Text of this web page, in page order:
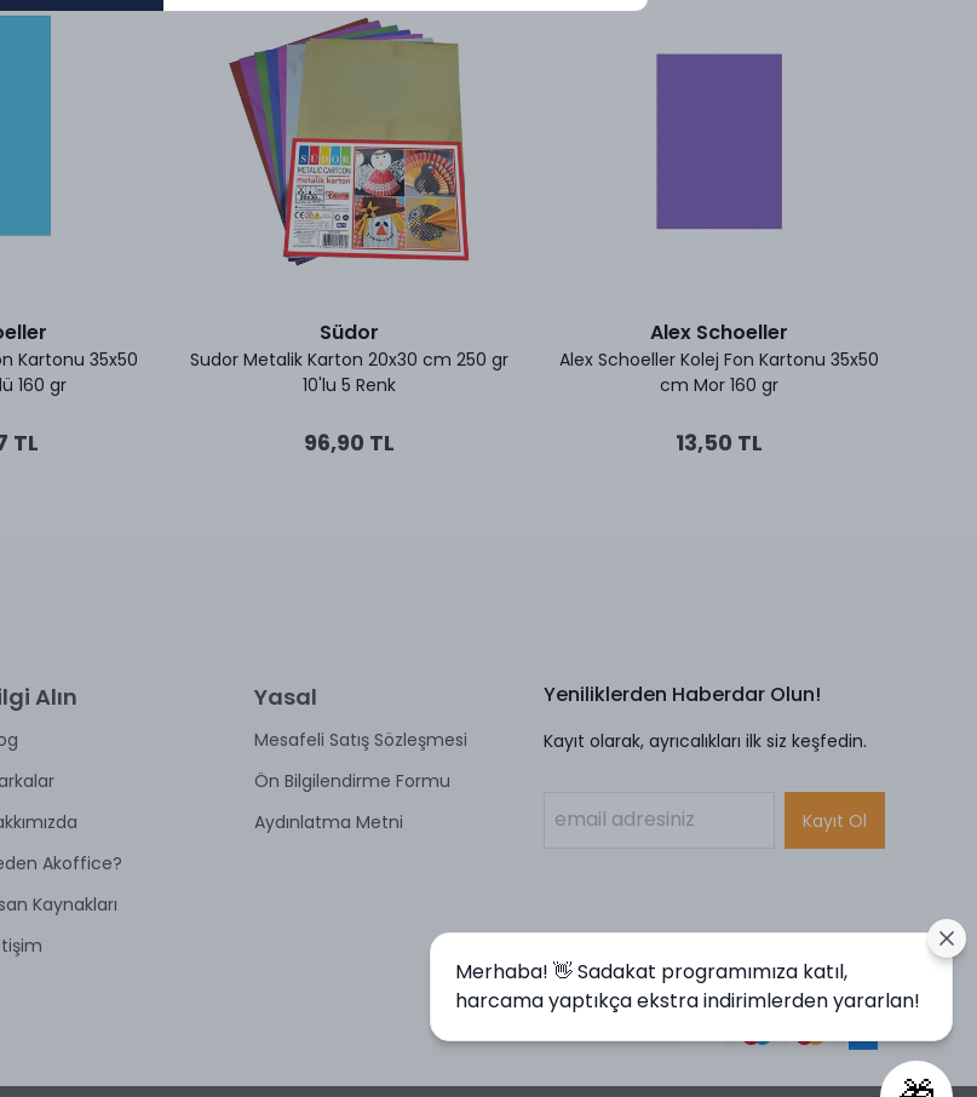
Kartonu 35x50
160 gr
TL
Südor
Sudor Metalik Karton 20x30 cm 250 gr
10'lu 5 Renk
96,90 TL
Alex Schoeller
Alex Schoeller Kolej Fon Kartonu 35x50
cm Mor 160 gr
13,50 TL
Alın
Akoffice?
Kaynakları
Yasal
Mesafeli Satış Sözleşmesi
Ön Bilgilendirme Formu
Aydınlatma Metni
Yeniliklerden Haberdar Olun!
Kayıt olarak, ayrıcalıkları ilk siz keşfedin.
Kayıt Ol
Merhaba! 👋 Sadakat programımıza katıl,
harcama yaptıkça ekstra indirimlerden yararlan!